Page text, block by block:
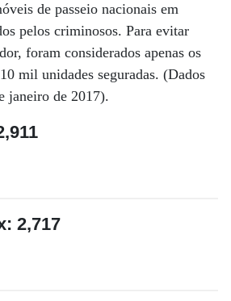
de passeio nacionais em
pelos criminosos. Para evitar
foram considerados apenas os
mil unidades seguradas. (Dados
janeiro de 2017).
2,717